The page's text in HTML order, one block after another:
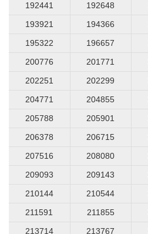
192441
192648
193921
194366
195322
196657
200776
201771
202251
202299
204771
204855
205788
205901
206378
206715
207516
208080
209093
209143
210144
210544
211591
211855
213714
213767